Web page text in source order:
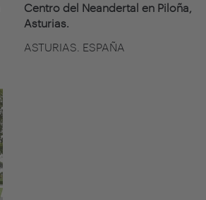
Centro del Neandertal en Piloña,
Asturias.
ASTURIAS. ESPAÑA